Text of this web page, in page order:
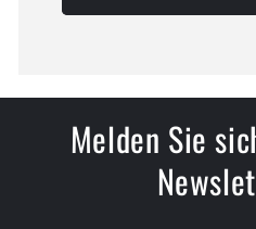
Melden Sie